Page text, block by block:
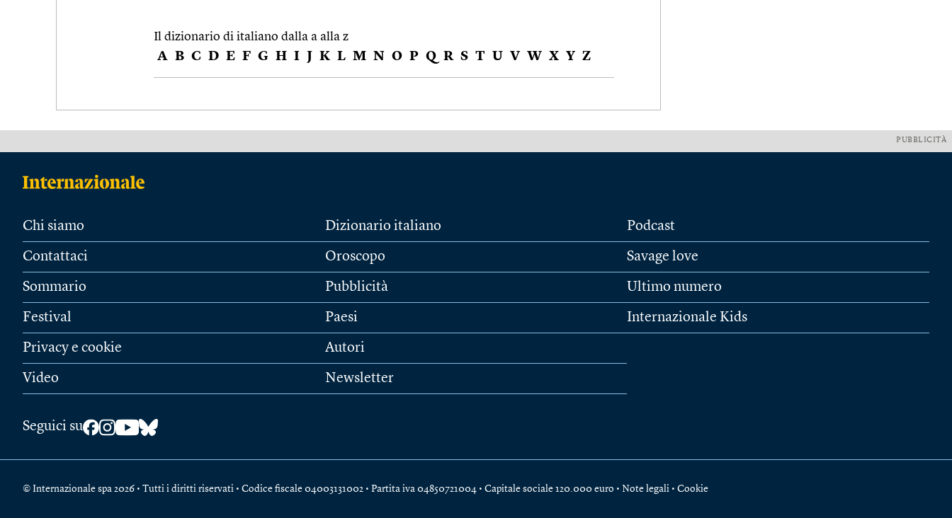
Il dizionario di italiano dalla a alla z
A B C D E F G H I J K L M N O P Q R S T U V W X Y Z
PUBBLICITÀ
Chi siamo
Contattaci
Sommario
Festival
Privacy e cookie
Video
Dizionario italiano
Oroscopo
Pubblicità
Paesi
Autori
Newsletter
Podcast
Savage love
Ultimo numero
Internazionale Kids
Seguici su
© Internazionale spa 2026 • Tutti i diritti riservati • Codice fiscale 04003131002 • Partita iva 04850721004 • Capitale sociale 120.000 euro • Note legali • Cookie